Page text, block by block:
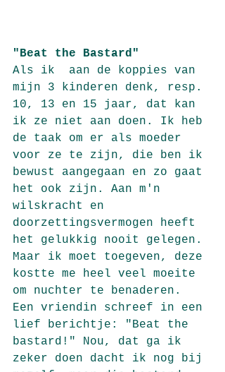
"Beat the Bastard"
Als ik  aan de koppies van
mijn 3 kinderen denk, resp.
10, 13 en 15 jaar, dat kan
ik ze niet aan doen. Ik heb
de taak om er als moeder
voor ze te zijn, die ben ik
bewust aangegaan en zo gaat
het ook zijn. Aan m'n
wilskracht en
doorzettingsvermogen heeft
het gelukkig nooit gelegen.
Maar ik moet toegeven, deze
kostte me heel veel moeite
om nuchter te benaderen.
Een vriendin schreef in een
lief berichtje: "Beat the
bastard!" Nou, dat ga ik
zeker doen dacht ik nog bij